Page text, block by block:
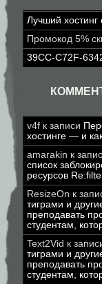
Лучший хостинг
Промокод 5%
39CC-C72F-
v4f к записи
хостинге — и
amarakin к
список
ресурсов
ResizeOn к
тиграми и
преподавать
студентам,
Text2Vid к
тиграми и
преподавать
студентам,